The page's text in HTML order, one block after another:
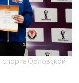
Орловской